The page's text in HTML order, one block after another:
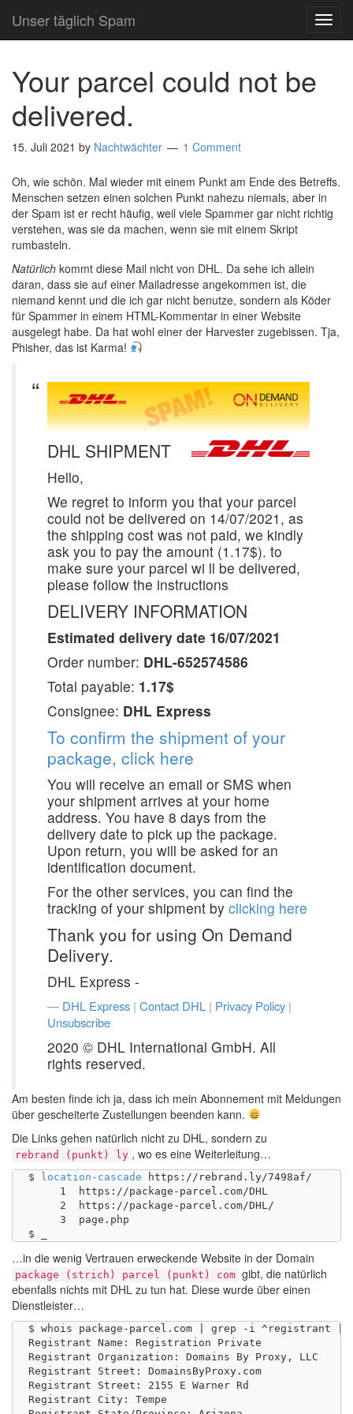
Unser täglich Spam
Your parcel could not be
delivered.
15. Juli 2021 by Nachtwächter 1 Comment
Oh, wie schön. Mal wieder mit einem Punkt am Ende des Betreffs.
Menschen setzen einen solchen Punkt nahezu niemals, aber in
der Spam ist er recht häufig, weil viele Spammer gar nicht richtig
verstehen, was sie da machen, wenn sie mit einem Skript
rumbasteln.
Natürlich kommt diese Mail nicht von DHL. Da sehe ich allein
daran, dass sie auf einer Mailadresse angekommen ist, die
niemand kennt und die ich gar nicht benutze, sondern als Köder
für Spammer in einem HTML-Kommentar in einer Website
ausgelegt habe. Da hat wohl einer der Harvester zugebissen. Tja,
Phisher, das ist Karma!
DHL SHIPMENT
Hello,
We regret to inform you that your parcel
could not be delivered on 14/07/2021, as
the shipping cost was not paid, we kindly
ask you to pay the amount (1.17$). to
make sure your parcel wi ll be delivered,
please follow the instructions
DELIVERY INFORMATION
Estimated delivery date 16/07/2021
Order number: DHL-652574586
Total payable: 1.17$
Consignee: DHL Express
To confirm the shipment of your
package, click here
You will receive an email or SMS when
your shipment arrives at your home
address. You have 8 days from the
delivery date to pick up the package.
Upon return, you will be asked for an
identification document.
For the other services, you can find the
tracking of your shipment by clicking here
Thank you for using On Demand
Delivery.
DHL Express -
DHL Express | Contact DHL | Privacy Policy |
Unsubscribe
2020 © DHL International GmbH. All
rights reserved.
Am besten finde ich ja, dass ich mein Abonnement mit Meldungen
über gescheiterte Zustellungen beenden kann.
Die Links gehen natürlich nicht zu DHL, sondern zu
rebrand (punkt) ly , wo es eine Weiterleitung…
$ location-cascade https://rebrand.ly/7498af/
     1	https://package-parcel.com/DHL
     2	https://package-parcel.com/DHL/
     3	page.php
…in die wenig Vertrauen erweckende Website in der Domain
package (strich) parcel (punkt) com gibt, die natürlich
ebenfalls nichts mit DHL zu tun hat. Diese wurde über einen
Dienstleister…
$ whois package-parcel.com | grep -i ^registrant |
Registrant Name: Registration Private
Registrant Organization: Domains By Proxy, LLC
Registrant Street: DomainsByProxy.com
Registrant Street: 2155 E Warner Rd
Registrant City: Tempe